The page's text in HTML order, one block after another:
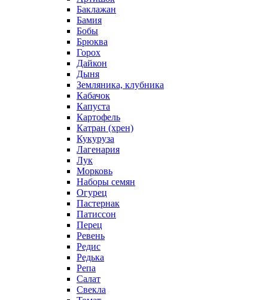
Баклажан
Бамия
Бобы
Брюква
Горох
Дайкон
Дыня
Земляника, клубника
Кабачок
Капуста
Картофель
Катран (хрен)
Кукуруза
Лагенария
Лук
Морковь
Наборы семян
Огурец
Пастернак
Патиссон
Перец
Ревень
Редис
Редька
Репа
Салат
Свекла